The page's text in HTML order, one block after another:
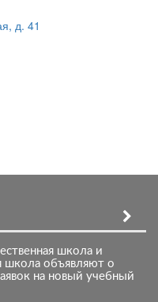
д. 41
школа и
школа объявляют о
на новый учебный